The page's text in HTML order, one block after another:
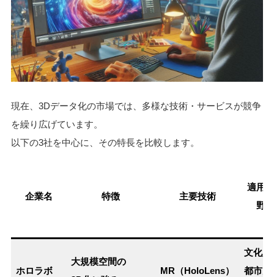
現在、3Dデータ化の市場では、多様な技術・サービスが競争
を繰り広げています。
以下の3社を中心に、その特長を比較します。
企業名 特徴 主要技術
適用
野
ホロラボ
大規模空間の
MR（HoloLens）
文化財
都市空